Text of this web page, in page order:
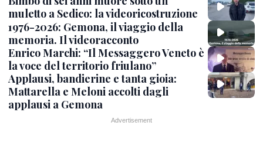
muletto a Sedico: la videoricostruzione
1976-2026: Gemona, il viaggio della
memoria. Il videoracconto
Enrico Marchi: “Il Messaggero Veneto è
la voce del territorio friulano”
Applausi, bandierine e tanta gioia:
Mattarella e Meloni accolti dagli
applausi a Gemona